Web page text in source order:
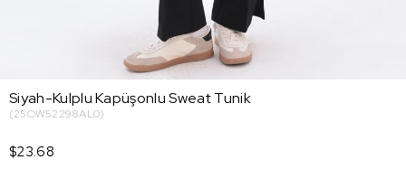
Siyah-Kulplu Kapüşonlu Sweat Tunik
(25OW52298AL0)
$23.68